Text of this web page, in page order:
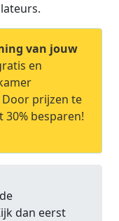
van jouw
en
prijzen te
besparen!
dan eerst